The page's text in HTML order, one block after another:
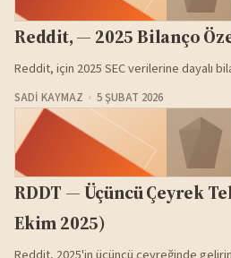
Reddit, — 2025 Bilanço
Reddit, için 2025 SEC verilerine dayalı
SADI KAYMAZ 5 ŞUBAT 2026
RDDT — Üçüncü Çeyrek
Ekim 2025)